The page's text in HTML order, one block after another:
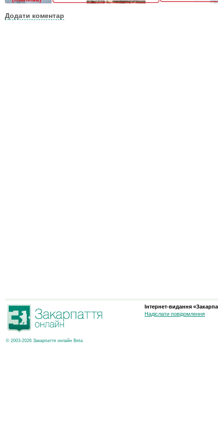
Додати коментар
© 2003-2026 Закарпаття онлайн Beta
Інтернет-видання
Надіслати повідомлення